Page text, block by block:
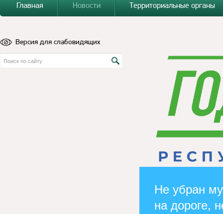
Главная
Новости Территориальные органы
Версия для слабовидящих
Не убран
на дороге,